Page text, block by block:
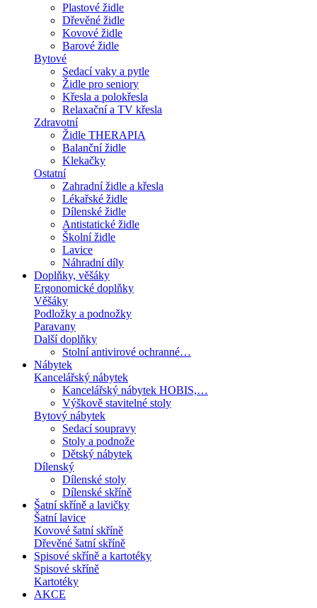
Plastové židle
Dřevěné židle
Kovové židle
Barové židle
Bytové
Sedací vaky a pytle
Židle pro seniory
Křesla a polokřesla
Relaxační a TV křesla
Zdravotní
Židle THERAPIA
Balanční židle
Klekačky
Ostatní
Zahradní židle a křesla
Lékařské židle
Dílenské židle
Antistatické židle
Školní židle
Lavice
Náhradní díly
Doplňky, věšáky
Ergonomické doplňky
Věšáky
Podložky a podnožky
Paravany
Další doplňky
Stolní antivirové ochranné…
Nábytek
Kancelářský nábytek
Kancelářský nábytek HOBIS,…
Výškově stavitelné stoly
Bytový nábytek
Sedací soupravy
Stoly a podnože
Dětský nábytek
Dílenský
Dílenské stoly
Dílenské skříně
Šatní skříně a lavičky
Šatní lavice
Kovové šatní skříně
Dřevěné šatní skříně
Spisové skříně a kartotéky
Spisové skříně
Kartotéky
AKCE